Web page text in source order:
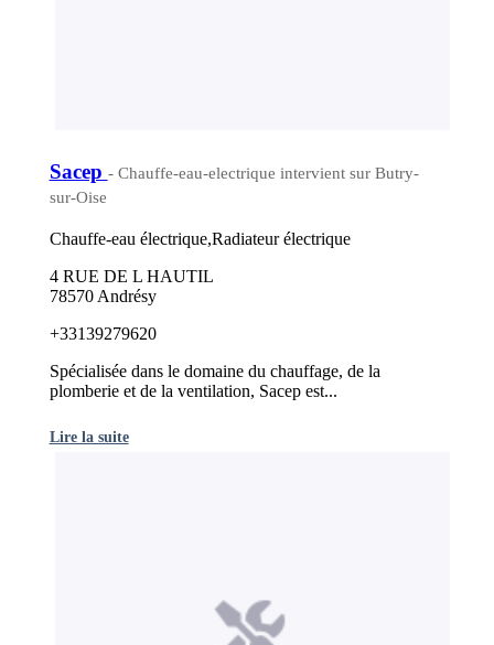
Sacep - Chauffe-eau-electrique intervient sur Butry-
sur-Oise
Chauffe-eau électrique,Radiateur électrique
4 RUE DE L HAUTIL
78570 Andrésy
+33139279620
Spécialisée dans le domaine du chauffage, de la
plomberie et de la ventilation, Sacep est...
Lire la suite